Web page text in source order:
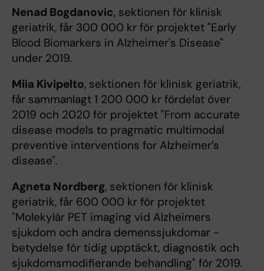
Nenad Bogdanovic, sektionen för klinisk
geriatrik, får 300 000 kr för projektet "Early
Blood Biomarkers in Alzheimer's Disease"
under 2019.
Miia Kivipelto, sektionen för klinisk geriatrik,
får sammanlagt 1 200 000 kr fördelat över
2019 och 2020 för projektet "From accurate
disease models to pragmatic multimodal
preventive interventions for Alzheimer’s
disease".
Agneta Nordberg, sektionen för klinisk
geriatrik, får 600 000 kr för projektet
"Molekylär PET imaging vid Alzheimers
sjukdom och andra demenssjukdomar -
betydelse för tidig upptäckt, diagnostik och
sjukdomsmodifierande behandling" för 2019.